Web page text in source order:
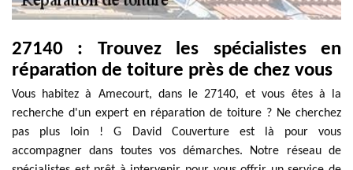
27140 : Trouvez les spécialistes en
réparation de toiture près de chez vous
Vous habitez à Amecourt, dans le 27140, et vous êtes à la
recherche d'un expert en réparation de toiture ? Ne cherchez
pas plus loin ! G David Couverture est là pour vous
accompagner dans toutes vos démarches. Notre réseau de